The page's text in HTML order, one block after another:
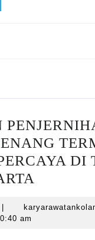
DI
AIR
June
7,
am